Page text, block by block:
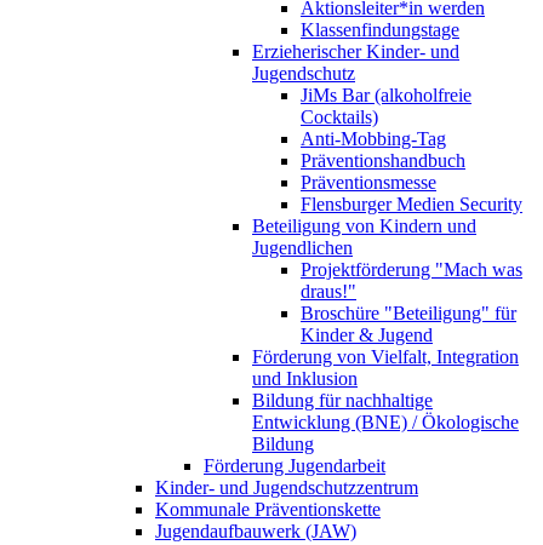
Aktionsleiter*in werden
Klassenfindungstage
Erzieherischer Kinder- und
Jugendschutz
JiMs Bar (alkoholfreie
Cocktails)
Anti-Mobbing-Tag
Präventionshandbuch
Präventionsmesse
Flensburger Medien Security
Beteiligung von Kindern und
Jugendlichen
Projektförderung "Mach was
draus!"
Broschüre "Beteiligung" für
Kinder & Jugend
Förderung von Vielfalt, Integration
und Inklusion
Bildung für nachhaltige
Entwicklung (BNE) / Ökologische
Bildung
Förderung Jugendarbeit
Kinder- und Jugendschutzzentrum
Kommunale Präventionskette
Jugendaufbauwerk (JAW)